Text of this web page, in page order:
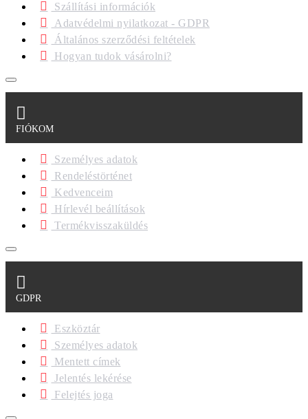
Szállítási információk
Adatvédelmi nyilatkozat - GDPR
Általános szerződési feltételek
Hogyan tudok vásárolni?
FIÓKOM
Személyes adatok
Rendeléstörténet
Kedvenceim
Hírlevél beállítások
Termékvisszaküldés
GDPR
Eszköztár
Személyes adatok
Mentett címek
Jelentés lekérése
Felejtés joga